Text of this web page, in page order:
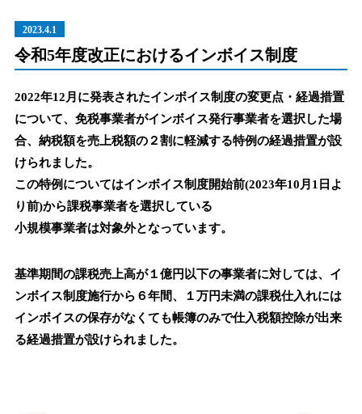
2023.4.1
令和5年度改正におけるインボイス制度
2022年12月に発表されたインボイス制度の変更点・経過措置
について、免税事業者がインボイス発行事業者を選択した場
合、納税額を売上税額の２割に軽減する特例の経過措置が設
けられました。
この特例についてはインボイス制度開始前(2023年10月1日よ
り前)から課税事業者を選択している
小規模事業者は対象外となっています。
基準期間の課税売上高が１億円以下の事業者に対しては、イ
ンボイス制度施行から６年間、１万円未満の課税仕入れには
インボイスの保存がなくても帳簿のみで仕入税額控除が出来
る経過措置が設けられました。